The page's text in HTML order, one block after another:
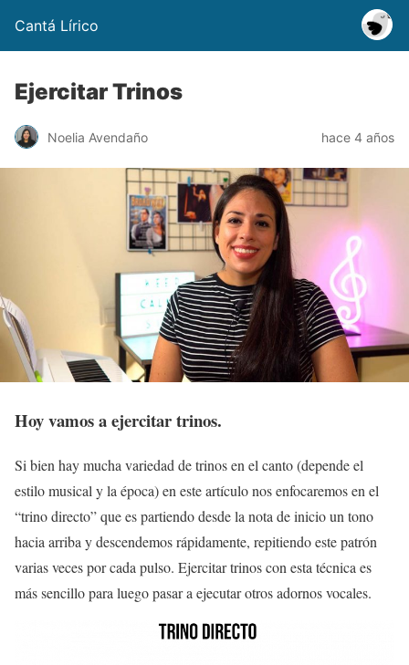
Cantá Lírico
Ejercitar Trinos
Noelia Avendaño hace 4 años
Hoy vamos a ejercitar trinos.
Si bien hay mucha variedad de trinos en el canto (depende el
estilo musical y la época) en este artículo nos enfocaremos en el
“trino directo” que es partiendo desde la nota de inicio un tono
hacia arriba y descendemos rápidamente, repitiendo este patrón
varias veces por cada pulso. Ejercitar trinos con esta técnica es
más sencillo para luego pasar a ejecutar otros adornos vocales.